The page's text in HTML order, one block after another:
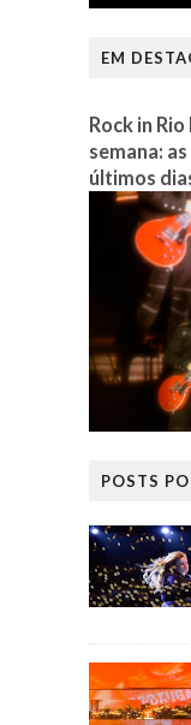
EM
Rock in
semana:
últimos
POSTS